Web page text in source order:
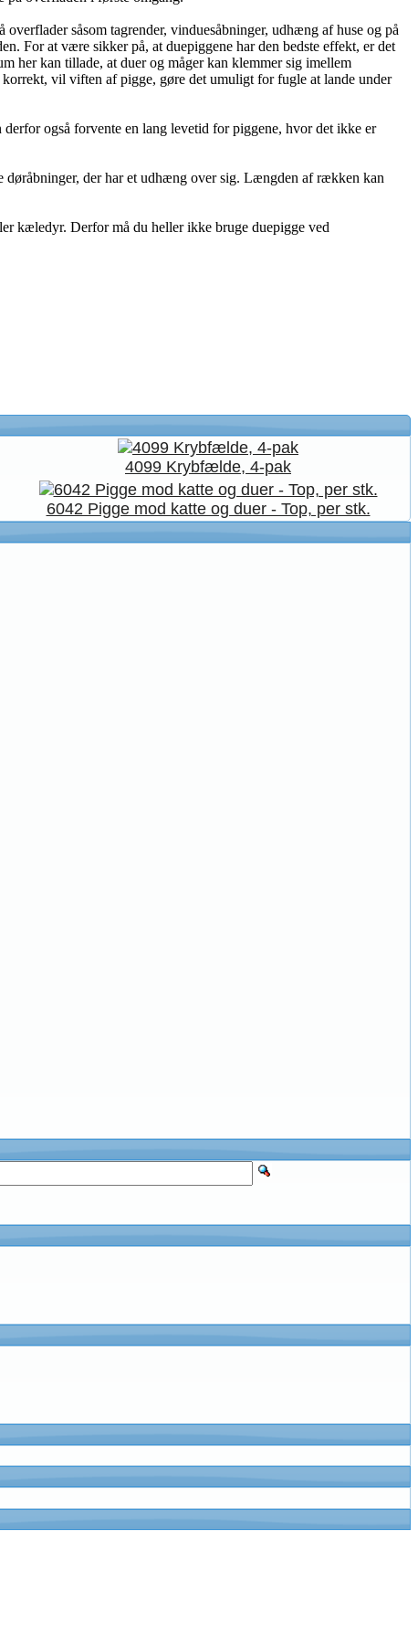
såsom tagrender, vinduesåbninger, udhæng af huse og på
For at være sikker på, at duepiggene har den bedste effekt, er det
her kan tillade, at duer og måger kan klemmer sig imellem
vil viften af pigge, gøre det umuligt for fugle at lande under
også forvente en lang levetid for piggene, hvor det ikke er
der har et udhæng over sig. Længden af rækken kan
kæledyr. Derfor må du heller ikke bruge duepigge ved
4099 Krybfælde, 4-pak
6042 Pigge mod katte og duer - Top, per stk.